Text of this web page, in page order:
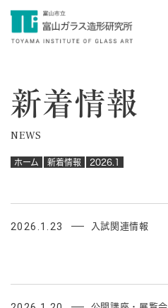
新着情報
NEWS
ホーム 新着情報 2026.1
2026.1.23 入試関連情報